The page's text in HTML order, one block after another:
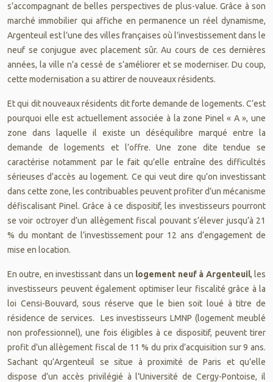
s’accompagnant de belles perspectives de plus-value. Grâce à son
marché immobilier qui affiche en permanence un réel dynamisme,
Argenteuil est l’une des villes françaises où l’investissement dans le
neuf se conjugue avec placement sûr. Au cours de ces dernières
années, la ville n’a cessé de s’améliorer et se moderniser. Du coup,
cette modernisation a su attirer de nouveaux résidents.
Et qui dit nouveaux résidents dit forte demande de logements. C’est
pourquoi elle est actuellement associée à la zone Pinel « A », une
zone dans laquelle il existe un déséquilibre marqué entre la
demande de logements et l’offre. Une zone dite tendue se
caractérise notamment par le fait qu’elle entraîne des difficultés
sérieuses d’accès au logement. Ce qui veut dire qu’on investissant
dans cette zone, les contribuables peuvent profiter d’un mécanisme
défiscalisant Pinel. Grâce à ce dispositif, les investisseurs pourront
se voir octroyer d’un allègement fiscal pouvant s’élever jusqu’à 21
% du montant de l’investissement pour 12 ans d’engagement de
mise en location.
En outre, en investissant dans un logement neuf à Argenteuil, les
investisseurs peuvent également optimiser leur fiscalité grâce à la
loi Censi-Bouvard, sous réserve que le bien soit loué à titre de
résidence de services. Les investisseurs LMNP (logement meublé
non professionnel), une fois éligibles à ce dispositif, peuvent tirer
profit d’un allègement fiscal de 11 % du prix d’acquisition sur 9 ans.
Sachant qu’Argenteuil se situe à proximité de Paris et qu’elle
dispose d’un accès privilégié à l’Université de Cergy-Pontoise, il